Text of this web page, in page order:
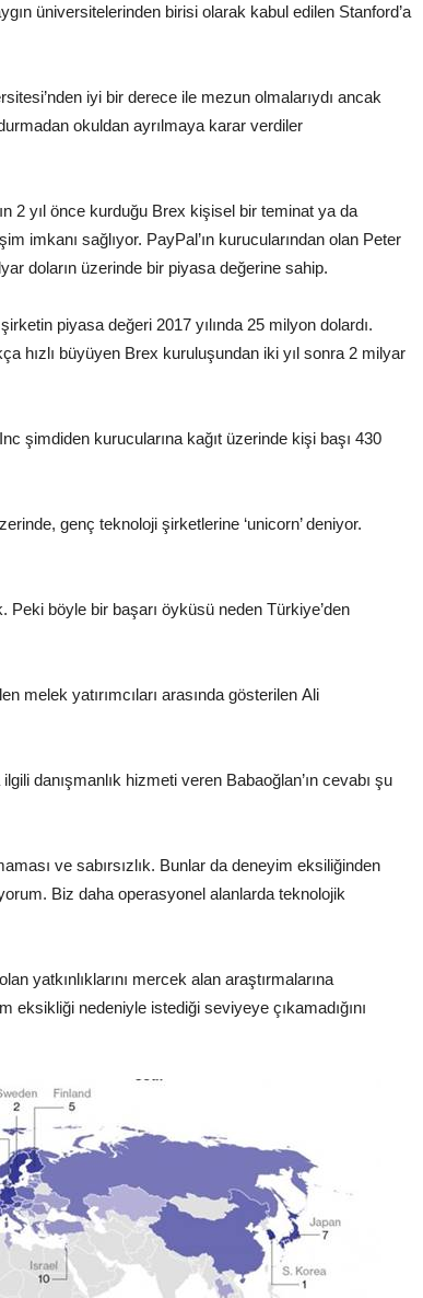
üniversitelerinden birisi olarak kabul edilen Stanford’a
iyi bir derece ile mezun olmalarıydı ancak
okuldan ayrılmaya karar verdiler
2 yıl önce kurduğu Brex kişisel bir teminat ya da
imkanı sağlıyor. PayPal’ın kurucularından olan Peter
doların üzerinde bir piyasa değerine sahip.
piyasa değeri 2017 yılında 25 milyon dolardı.
hızlı büyüyen Brex kuruluşundan iki yıl sonra 2 milyar
şimdiden kurucularına kağıt üzerinde kişi başı 430
genç teknoloji şirketlerine ‘unicorn’ deniyor.
böyle bir başarı öyküsü neden Türkiye’den
melek yatırımcıları arasında gösterilen Ali
danışmanlık hizmeti veren Babaoğlan’ın cevabı şu
ve sabırsızlık. Bunlar da deneyim eksiliğinden
Biz daha operasyonel alanlarda teknolojik
yatkınlıklarını mercek alan araştırmalarına
eksikliği nedeniyle istediği seviyeye çıkamadığını